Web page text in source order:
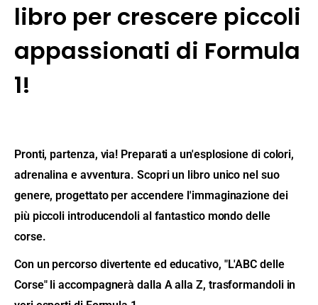
libro per crescere piccoli
appassionati di Formula
1!
Pronti, partenza, via! Preparati a un'esplosione di colori,
adrenalina e avventura. Scopri un libro unico nel suo
genere, progettato per accendere l'immaginazione dei
più piccoli introducendoli al fantastico mondo delle
corse.
Con un percorso divertente ed educativo, "L'ABC delle
Corse" li accompagnerà dalla A alla Z, trasformandoli in